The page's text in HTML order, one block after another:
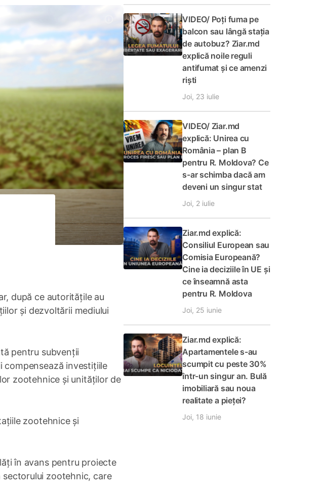
după ce autoritățile au
și dezvoltării mediului
pentru subvenții
compensează investițiile
zootehnice și unităților de
zootehnice și
în avans pentru proiecte
zootehnic, care
VIDEO/ Poți fuma pe
balcon sau lângă stația
de autobuz? Ziar.md
explică noile reguli
antifumat și ce amenzi
riști
Joi, 23 iulie
VIDEO/ Ziar.md
explică: Unirea cu
România – plan B
pentru R. Moldova? Ce
s-ar schimba dacă am
deveni un singur stat
Joi, 2 iulie
Ziar.md explică:
Consiliul European sau
Comisia Europeană?
Cine ia deciziile în UE și
ce înseamnă asta
pentru R. Moldova
Joi, 25 iunie
Ziar.md explică:
Apartamentele s-au
scumpit cu peste 30%
într-un singur an. Bulă
imobiliară sau noua
realitate a pieței?
Joi, 18 iunie